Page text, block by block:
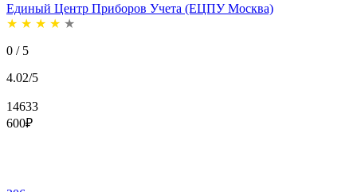
Единый Центр Приборов Учета (ЕЦПУ Москва)
★ ★ ★ ★ ★
0 / 5
4.02/5
14633
600₽